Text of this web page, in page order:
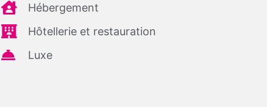
Hébergement
Hôtellerie et restauration
Luxe